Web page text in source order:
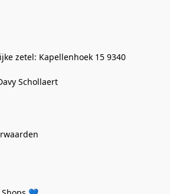
zetel: Kapellenhoek 15 9340
Schollaert